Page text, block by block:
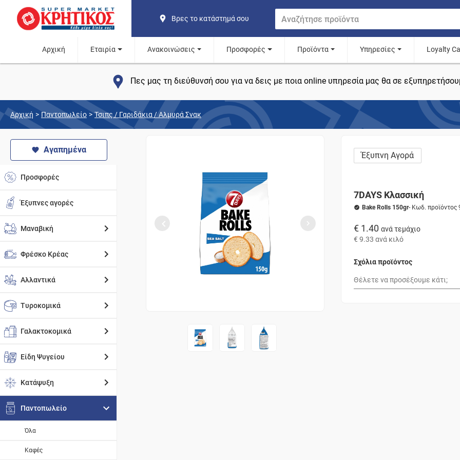
Βρες το κατάστημά σου
Αρχική Εταιρία Ανακοινώσεις Προσφορές Προϊόντα Υπηρεσίες Loyalty
Πες μας τη διεύθυνσή σου για να δεις με ποια online υπηρεσία μας θα σε
Αρχική > Παντοπωλείο > Τσιπς / Γαριδάκια / Αλμυρά Σνακ
Αγαπημένα
Προσφορές
Έξυπνες αγορές
Μαναβική
Φρέσκο Κρέας
Αλλαντικά
Τυροκομικά
Γαλακτοκομικά
Είδη Ψυγείου
Κατάψυξη
Παντοπωλείο
Όλα
Καφές
Έξυπνη Αγορά
7DAYS Κλασσική
Bake Rolls 150gr- Κωδ. προϊόντος
€ 1.40 ανά τεμάχιο
€ 9.33 ανά κιλό
Σχόλια προϊόντος